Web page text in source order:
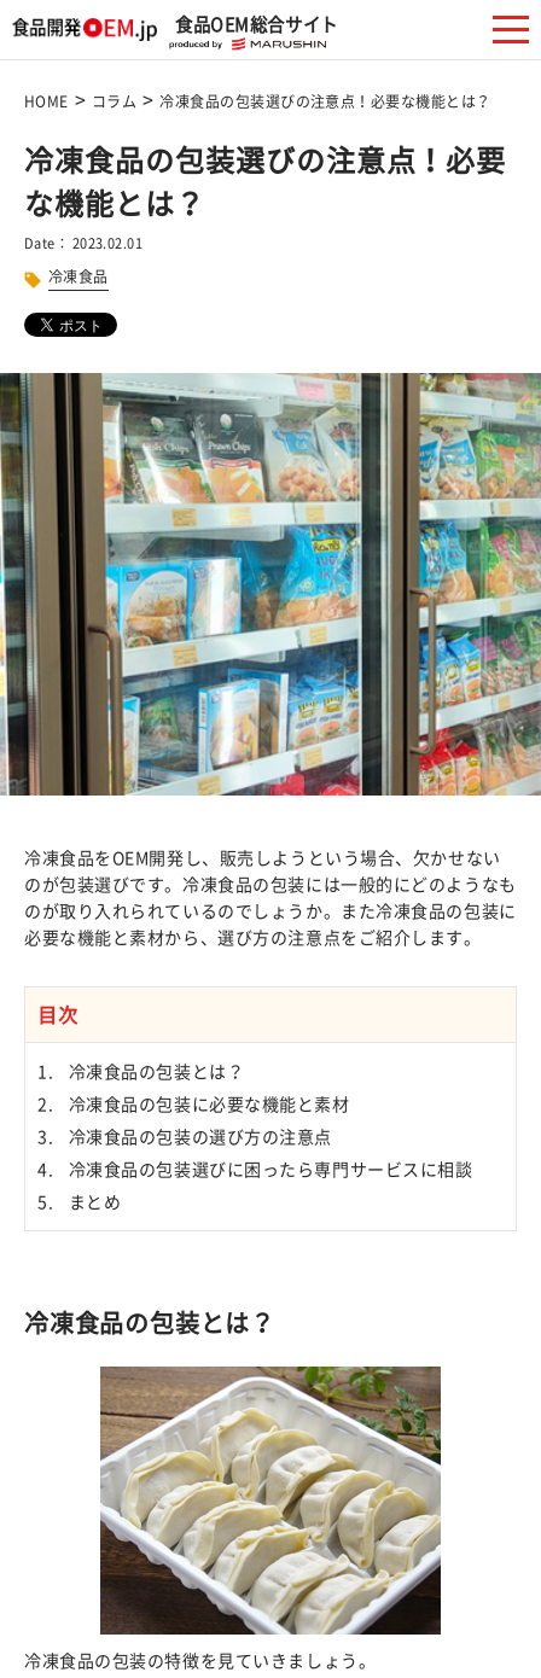
食品OEM総合サイト
HOME > コラム >冷凍食品の包装選びの注意点！必要な機能とは？
冷凍食品の包装選びの注意点！必要
な機能とは？
冷凍食品
Date： 2023.02.01
冷凍食品をOEM開発し、販売しようという場合、欠かせない
のが包装選びです。冷凍食品の包装には一般的にどのようなも
のが取り入れられているのでしょうか。また冷凍食品の包装に
必要な機能と素材から、選び方の注意点をご紹介します。
目次
冷凍食品の包装とは？
冷凍食品の包装に必要な機能と素材
冷凍食品の包装の選び方の注意点
冷凍食品の包装選びに困ったら専門サービスに相談
まとめ
冷凍食品の包装とは？
冷凍食品の包装の特徴を見ていきましょう。